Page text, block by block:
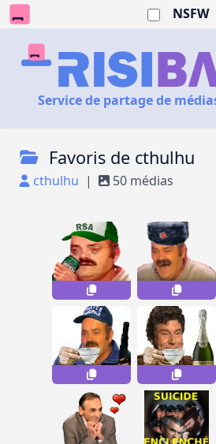
NSFW
Service de partage de
Favoris de cthulhu
cthulhu | 50 médias